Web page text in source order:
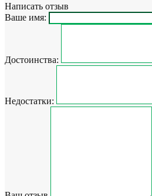
Написать отзыв
Ваше имя:
Достоинства:
Недостатки: